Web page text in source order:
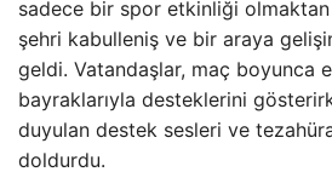
sadece bir spor etkinliği olmaktan
şehri kabulleniş ve bir araya
geldi. Vatandaşlar, maç boyunca
bayraklarıyla desteklerini
duyulan destek sesleri ve
doldurdu.